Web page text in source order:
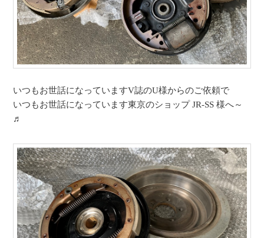
いつもお世話になっていますV誌のU様からのご依頼で
いつもお世話になっています東京のショップ JR-SS 様へ～
♬